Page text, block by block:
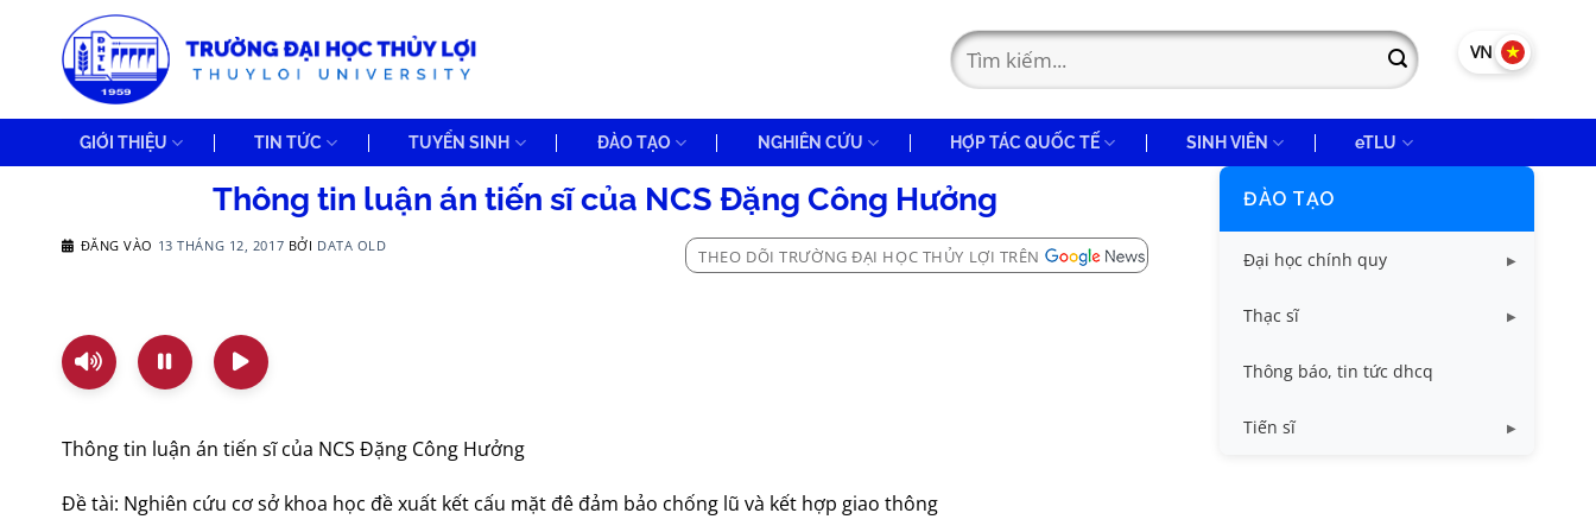
VN EN
GIỚI THIỆU TIN TỨC TUYỂN SINH ĐÀO TẠO NGHIÊN CỨU HỢP TÁC QUỐC TẾ SINH VIÊN eTLU
Thông tin luận án tiến sĩ của NCS Đặng Công Hưởng
ĐĂNG VÀO 13 THÁNG 12, 2017 BỞI DATA OLD
THEO DÕI TRƯỜNG ĐẠI HỌC THỦY LỢI TRÊN
Thông tin luận án tiến sĩ của NCS Đặng Công Hưởng
Đề tài: Nghiên cứu cơ sở khoa học đề xuất kết cấu mặt đê đảm bảo chống lũ và kết hợp giao thông
ĐÀO TẠO
Đại học chính quy
Các biểu mẫu
Chuẩn đầu ra và chương trình
đào tạo dhcq
Quy chế, quy định
Thạc sĩ
Chương trình đào tạo thạc sĩ
Quy chế, quy định ths
Thông báo, tin tức dhcq
Tiến sĩ